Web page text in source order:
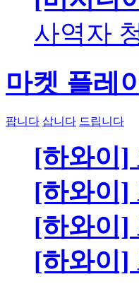
사역자
마켓 플레
팝니다 삽니다 드립니다
[하와이]
[하와이]
[하와이]
[하와이]